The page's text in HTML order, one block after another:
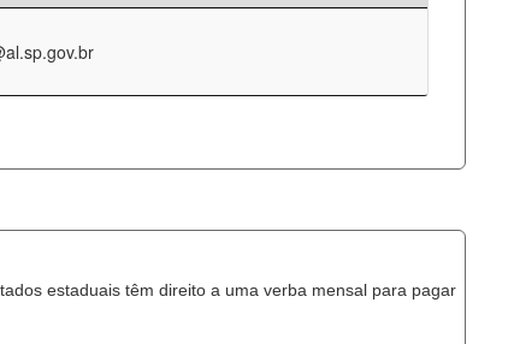
estaduais têm direito a uma verba mensal para pagar